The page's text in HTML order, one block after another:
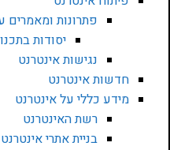
פתרונות ומאמרים
יסודות
נגישות אינטרנט
חדשות אינטרנט
מידע כללי על אינטרנט
רשת האינטרנט
בניית אתרי אינטרנט